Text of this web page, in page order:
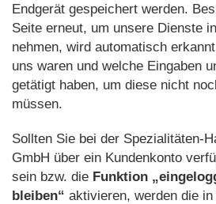
Endgerät gespeichert werden.
Seite erneut, um unsere Dienste
nehmen, wird automatisch
uns waren und welche Eingaben
getätigt haben, um diese nicht
müssen.
Sollten Sie bei der Spezialitäten-
GmbH über ein Kundenkonto
sein bzw. die Funktion
bleiben“ aktivieren, werden die in